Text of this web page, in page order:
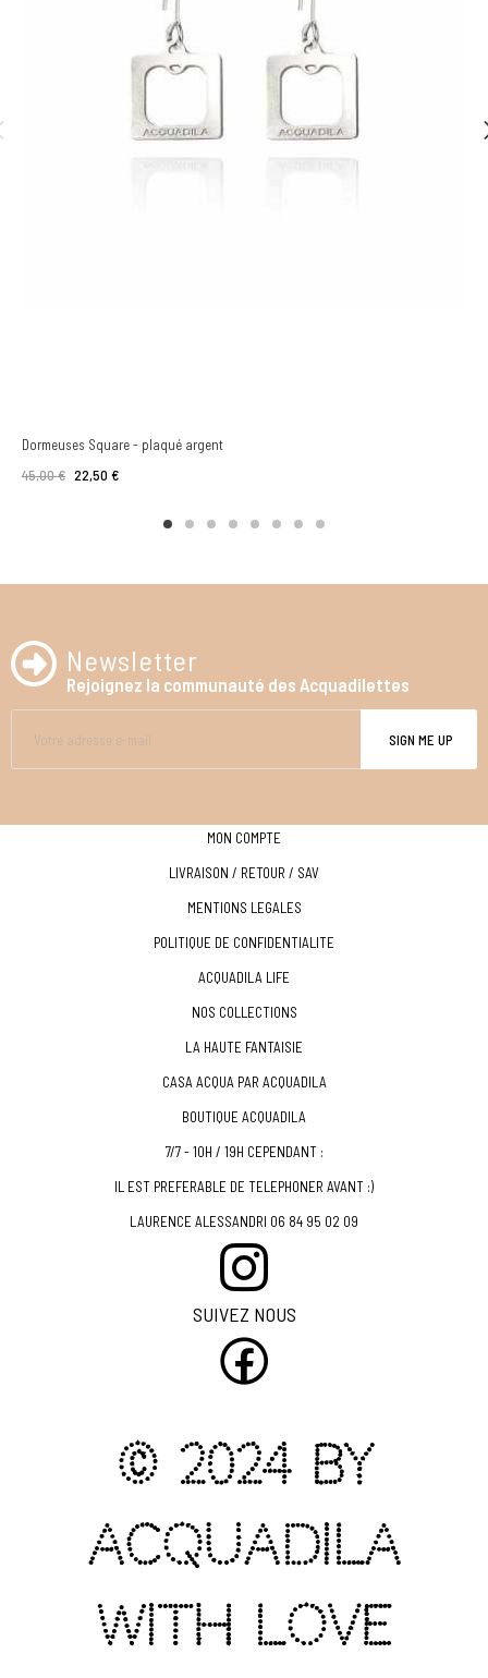
Dormeuses Square - plaqué argent
45,00 € 22,50 €
Newsletter
Rejoignez la communauté des Acquadilettes
SIGN ME UP
MON COMPTE
LIVRAISON / RETOUR / SAV
MENTIONS LEGALES
POLITIQUE DE CONFIDENTIALITE
ACQUADILA LIFE
NOS COLLECTIONS
LA HAUTE FANTAISIE
CASA ACQUA PAR ACQUADILA
BOUTIQUE ACQUADILA
7/7 - 10H / 19H CEPENDANT :
IL EST PREFERABLE DE TELEPHONER AVANT :)
LAURENCE ALESSANDRI 06 84 95 02 09
SUIVEZ NOUS
© 2024 by
Acquadila
with love